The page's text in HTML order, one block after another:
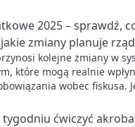
2025 – sprawdź,
zmiany planuje rząd
kolejne zmiany w
które mogą realnie
wobec fiskusa.
tygodniu ćwiczyć